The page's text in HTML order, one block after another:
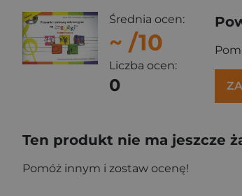
Średnia ocen:
~ /10
Liczba ocen:
0
Ten produkt nie ma jeszcze
Pomóż innym i zostaw ocenę!